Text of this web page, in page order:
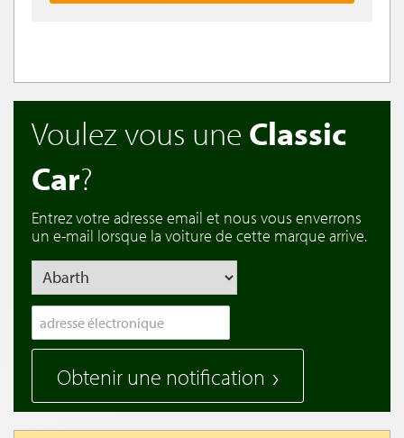
Voulez vous une Classic
Car?
Entrez votre adresse email et nous vous enverrons
un e-mail lorsque la voiture de cette marque arrive.
Obtenir une notification